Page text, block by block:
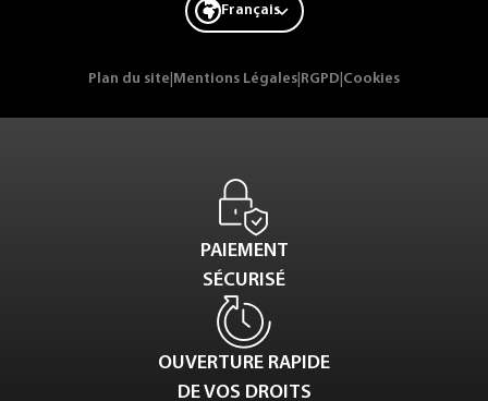
Français
Plan du site Mentions Légales RGPD Cookies
PAIEMENT
SÉCURISÉ
OUVERTURE RAPIDE
DE VOS DROITS